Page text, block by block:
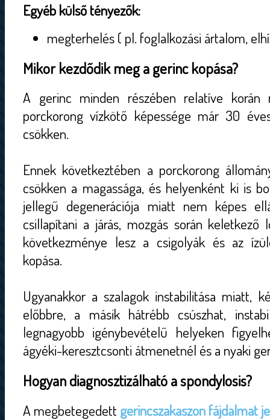
Egyéb külső tényezők:
megterhelés ( pl. foglalkozási ártalom,
Mikor kezdődik meg a gerinc kopása?
A gerinc minden részében relatíve korán
porckorong vízkötő képessége már 30
csökken.
Ennek következtében a porckorong
csökken a magassága, és helyenként ki is
jellegű degenerációja miatt nem képes
csillapítani a járás, mozgás során keletkező
következménye lesz a csigolyák és az
kopása.
Ugyanakkor a szalagok instabilitása miatt,
előbbre, a másik hátrébb csúszhat,
legnagyobb igénybevételű helyeken
ágyéki-keresztcsonti átmenetnél és a nyaki
Hogyan diagnosztizálható a spondylosis?
A megbetegedett gerincszakaszon fájdalmat